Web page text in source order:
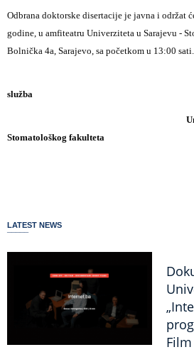
Odbrana doktorske disertacije je javna i održat
godine, u amfiteatru Univerziteta u Sarajevu -
Bolnička 4a, Sarajevo, sa početkom u 13:00 sati.
služba
Univerziteta u
Stomatološkog fakulteta
LATEST NEWS